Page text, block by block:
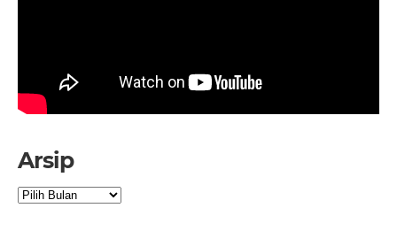
Arsip
Arsip